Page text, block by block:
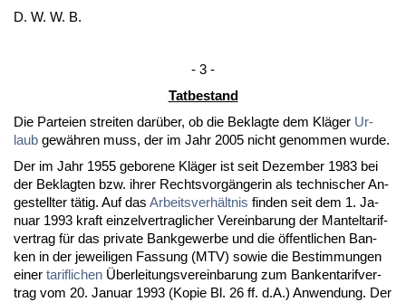
D. W. W. B.
- 3 -
Tat­be­stand
Die Par­tei­en strei­ten darüber, ob die Be­klag­te dem Kläger Ur­
laub gewähren muss, der im Jahr 2005 nicht ge­nom­men wur­de.
Der im Jahr 1955 ge­bo­re­ne Kläger ist seit De­zem­ber 1983 bei
der Be­klag­ten bzw. ih­rer Rechts­vorgänge­rin als tech­ni­scher An­
ge­stell­ter tätig. Auf das Ar­beits­verhält­nis fin­den seit dem 1. Ja­
nu­ar 1993 kraft ein­zel­ver­trag­li­cher Ver­ein­ba­rung der Man­tel­ta­rif­
ver­trag für das pri­va­te Bank­ge­wer­be und die öffent­li­chen Ban­
ken in der je­wei­li­gen Fas­sung (MTV) so­wie die Be­stim­mun­gen
ei­ner ta­rif­li­chen Über­lei­tungs­ver­ein­ba­rung zum Ban­ken­ta­rif­ver­
trag vom 20. Ja­nu­ar 1993 (Ko­pie Bl. 26 ff. d.A.) An­wen­dung. Der